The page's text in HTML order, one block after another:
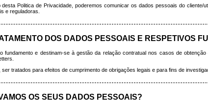
Politica de Privacidade, poderemos comunicar os dados pessoais do cliente/
e reguladoras.
DOS DADOS PESSOAIS E RESPETIVOS
fundamento e destinam-se à gestão da relação contratual nos casos de
tratados para efeitos de cumprimento de obrigações legais e para fins de
OS SEUS DADOS PESSOAIS?